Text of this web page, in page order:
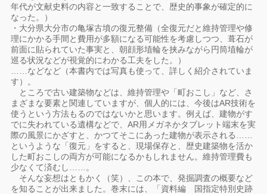
年代が文献史料の内容と一致することで、歴史的事象が確定的に
なった。）
・大分県大分市の亀塚古墳の復元整備（全復元だと維持管理や修
理にかかる手間と費用が多額になる可能性を考慮しつつ、葺石が
前面に貼られていた事実と、朝顔形埴輪を挟みながら円筒埴輪が
巡る状況などが視覚的にわかる工夫をした。）
……などなど（本書内では写真も使って、詳しく紹介されていま
す）。
ところで古い建築物などは、維持管理や「町おこし」など、さ
まざまな要素と関連していますが、個人的には、今後はAR技術を
使うという方法もるのではないかと思います。例えば、建物がす
でに失われている遺構などで、AR用メガネかタブレット端末を実
際の風景にかざすと、かつてそこにあった建物が表示される……
というような「復元」をすると、現場保存と、歴史建築物を活か
した町おこしの両方が可能になるかもしれません。維持管理費も
少なくて済むし……。
そんな妄想はともかく（笑）、この本で、発掘調査の概要など
を知ることが出来ました。巻末には、「資料編 国指定特別史跡